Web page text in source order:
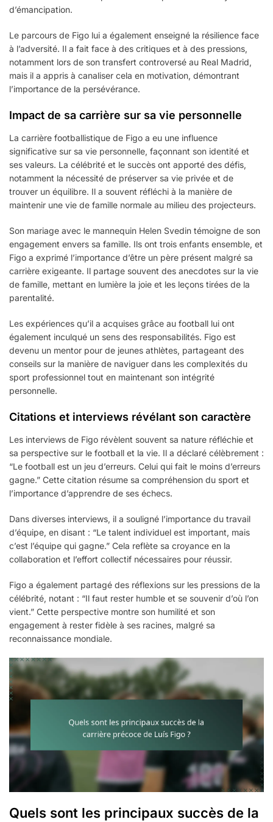
d’émancipation.
Le parcours de Figo lui a également enseigné la résilience face
à l’adversité. Il a fait face à des critiques et à des pressions,
notamment lors de son transfert controversé au Real Madrid,
mais il a appris à canaliser cela en motivation, démontrant
l’importance de la persévérance.
Impact de sa carrière sur sa vie personnelle
La carrière footballistique de Figo a eu une influence
significative sur sa vie personnelle, façonnant son identité et
ses valeurs. La célébrité et le succès ont apporté des défis,
notamment la nécessité de préserver sa vie privée et de
trouver un équilibre. Il a souvent réfléchi à la manière de
maintenir une vie de famille normale au milieu des projecteurs.
Son mariage avec le mannequin Helen Svedin témoigne de son
engagement envers sa famille. Ils ont trois enfants ensemble, et
Figo a exprimé l’importance d’être un père présent malgré sa
carrière exigeante. Il partage souvent des anecdotes sur la vie
de famille, mettant en lumière la joie et les leçons tirées de la
parentalité.
Les expériences qu’il a acquises grâce au football lui ont
également inculqué un sens des responsabilités. Figo est
devenu un mentor pour de jeunes athlètes, partageant des
conseils sur la manière de naviguer dans les complexités du
sport professionnel tout en maintenant son intégrité
personnelle.
Citations et interviews révélant son caractère
Les interviews de Figo révèlent souvent sa nature réfléchie et
sa perspective sur le football et la vie. Il a déclaré célèbrement :
“Le football est un jeu d’erreurs. Celui qui fait le moins d’erreurs
gagne.” Cette citation résume sa compréhension du sport et
l’importance d’apprendre de ses échecs.
Dans diverses interviews, il a souligné l’importance du travail
d’équipe, en disant : “Le talent individuel est important, mais
c’est l’équipe qui gagne.” Cela reflète sa croyance en la
collaboration et l’effort collectif nécessaires pour réussir.
Figo a également partagé des réflexions sur les pressions de la
célébrité, notant : “Il faut rester humble et se souvenir d’où l’on
vient.” Cette perspective montre son humilité et son
engagement à rester fidèle à ses racines, malgré sa
reconnaissance mondiale.
Quels sont les principaux succès de la